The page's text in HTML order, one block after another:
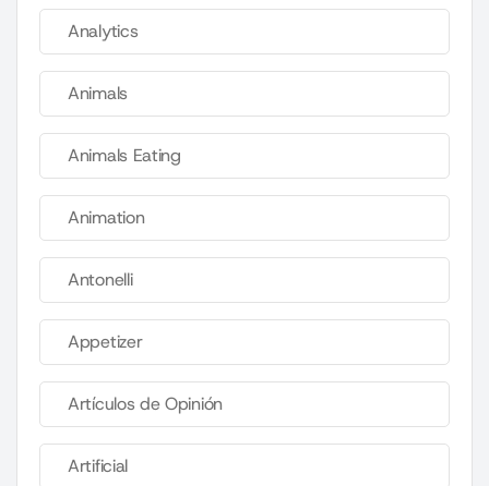
Analytics
Animals
Animals Eating
Animation
Antonelli
Appetizer
Artículos de Opinión
Artificial